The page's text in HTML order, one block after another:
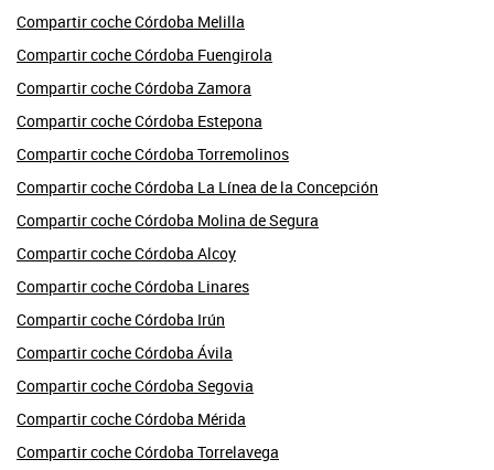
Compartir coche Córdoba Melilla
Compartir coche Córdoba Fuengirola
Compartir coche Córdoba Zamora
Compartir coche Córdoba Estepona
Compartir coche Córdoba Torremolinos
Compartir coche Córdoba La Línea de la Concepción
Compartir coche Córdoba Molina de Segura
Compartir coche Córdoba Alcoy
Compartir coche Córdoba Linares
Compartir coche Córdoba Irún
Compartir coche Córdoba Ávila
Compartir coche Córdoba Segovia
Compartir coche Córdoba Mérida
Compartir coche Córdoba Torrelavega